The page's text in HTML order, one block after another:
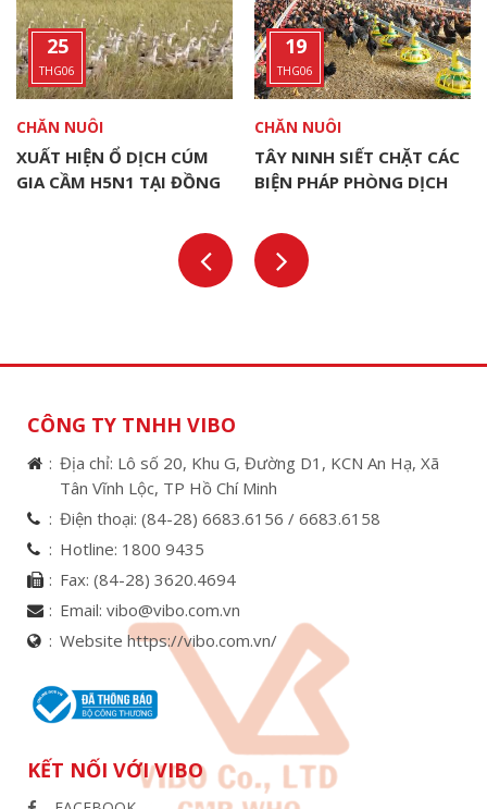
25
THG06
CHĂN NUÔI
XUẤT HIỆN Ổ DỊCH CÚM
GIA CẦM H5N1 TẠI ĐỒNG
19
THG06
CHĂN NUÔI
TÂY NINH SIẾT CHẶT CÁC
BIỆN PHÁP PHÒNG DỊCH
CÔNG TY TNHH VIBO
Địa chỉ: Lô số 20, Khu G, Đường D1, KCN An Hạ, Xã
Tân Vĩnh Lộc, TP Hồ Chí Minh
Điện thoại: (84-28) 6683.6156 / 6683.6158
Hotline: 1800 9435
Fax: (84-28) 3620.4694
Email: vibo@vibo.com.vn
Website https://vibo.com.vn/
KẾT NỐI VỚI VIBO